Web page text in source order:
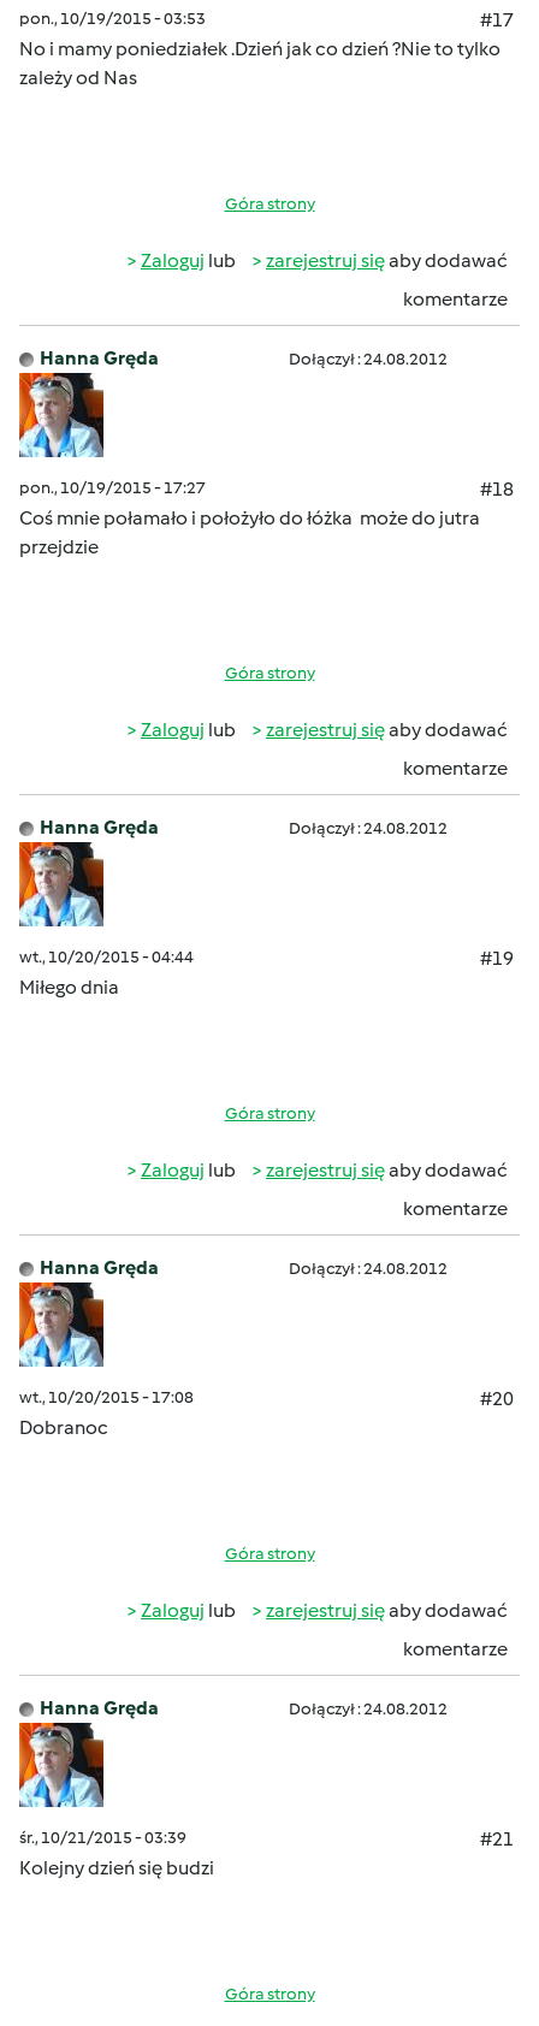
pon., 10/19/2015 - 03:53
#17
No i mamy poniedziałek .Dzień jak co dzień ?Nie to tylko
zależy od Nas
Góra strony
Zaloguj lub zarejestruj sięaby dodawać
komentarze
Hanna Gręda Dołączył : 24.08.2012
pon., 10/19/2015 - 17:27
#18
Coś mnie połamało i położyło do łóżka może do jutra
przejdzie
Góra strony
Zaloguj lub zarejestruj sięaby dodawać
komentarze
Hanna Gręda Dołączył : 24.08.2012
wt., 10/20/2015 - 04:44
#19
Miłego dnia
Góra strony
Zaloguj lub zarejestruj sięaby dodawać
komentarze
Hanna Gręda Dołączył : 24.08.2012
wt., 10/20/2015 - 17:08
#20
Dobranoc
Góra strony
Zaloguj lub zarejestruj sięaby dodawać
komentarze
Hanna Gręda Dołączył : 24.08.2012
śr., 10/21/2015 - 03:39
#21
Kolejny dzień się budzi
Góra strony